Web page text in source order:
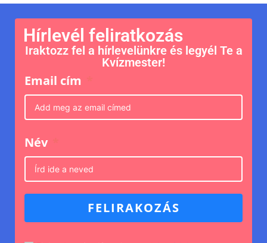
Hírlevél feliratkozás
Iraktozz fel a hírlevelünkre és legyél Te a
Kvízmester!
Email cím
Név
FELIRAKOZÁS